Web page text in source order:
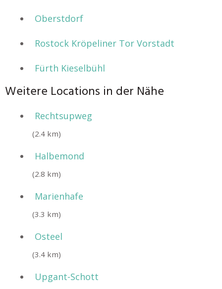
Oberstdorf
Rostock Kröpeliner Tor Vorstadt
Fürth Kieselbühl
Weitere Locations in der Nähe
Rechtsupweg
(2.4 km)
Halbemond
(2.8 km)
Marienhafe
(3.3 km)
Osteel
(3.4 km)
Upgant-Schott